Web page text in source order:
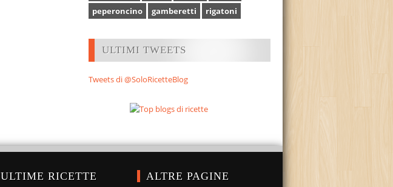
peperoncino
gamberetti rigatoni
ULTIMI TWEETS
Tweets di @SoloRicetteBlog
ULTIME RICETTE ALTRE PAGINE